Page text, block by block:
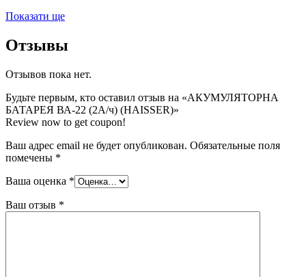
Показати ще
Отзывы
Отзывов пока нет.
Будьте первым, кто оставил отзыв на «АКУМУЛЯТОРНА
БАТАРЕЯ ВА-22 (2А/ч) (HAISSER)»
Review now to get coupon!
Ваш адрес email не будет опубликован. Обязательные поля
помечены *
Ваша оценка *
Ваш отзыв *